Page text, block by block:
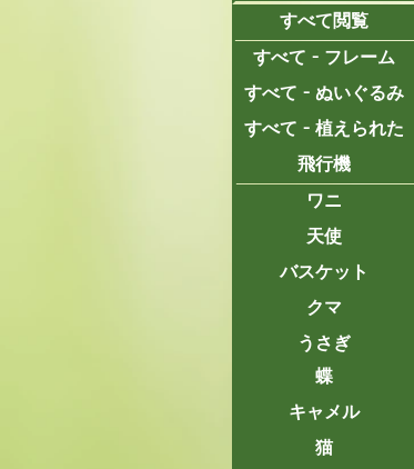
すべて閲覧
すべて - フレーム
すべて - ぬいぐるみ
すべて - 植えられた
飛行機
ワニ
天使
バスケット
クマ
うさぎ
蝶
キャメル
猫